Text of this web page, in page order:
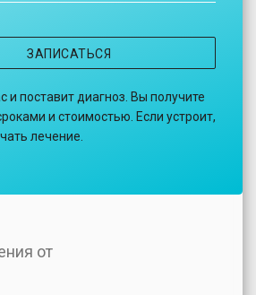
ЗАПИСАТЬСЯ
и поставит диагноз. Вы получите
и стоимостью. Если устроит,
лечение.
от